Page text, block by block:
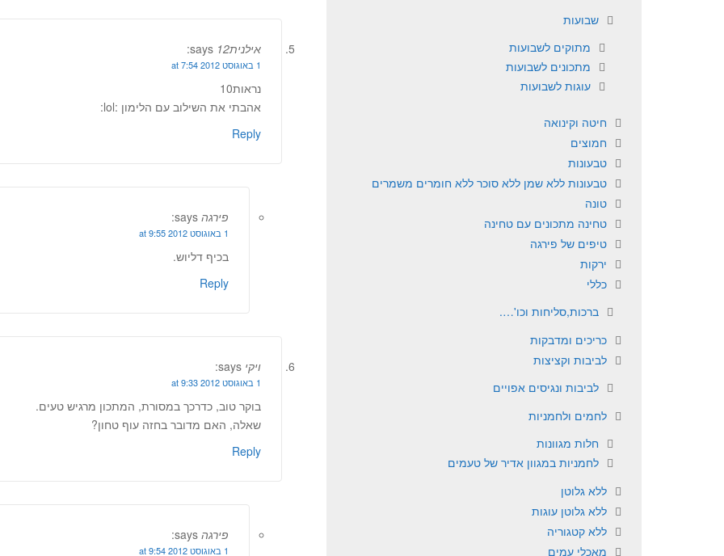
אילנית12 says:
1 באוגוסט 2012 at 7:54
נראות10
אהבתי את השילוב עם הלימון :lol:
Reply
פירגה says:
1 באוגוסט 2012 at 9:55
בכיף דליוש.
Reply
ויקי says:
1 באוגוסט 2012 at 9:33
בוקר טוב, כדרכך במסורת, המתכון מרגיש טעים.
שאלה, האם מדובר בחזה עוף טחון?
Reply
פירגה says:
1 באוגוסט 2012 at 9:54
שבועות
מתוקים לשבועות
מתכונים לשבועות
עוגות לשבועות
חיטה וקינואה
חמוצים
טבעונות
טבעונות ללא שמן ללא סוכר ללא חומרים משמרים
טונה
טחינה מתכונים עם טחינה
טיפים של פירגה
ירקות
כללי
ברכות,סליחות וכו'….
כריכים ומדבקות
לביבות וקציצות
לביבות ונגיסים אפויים
לחמים ולחמניות
חלות מגוונות
לחמניות במגוון אדיר של טעמים
ללא גלוטן
ללא גלוטן עוגות
ללא קטגוריה
מאכלי עמים